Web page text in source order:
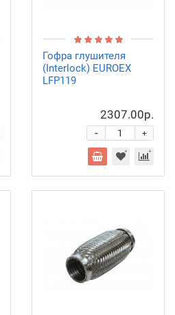
Гофра глушителя
(Interlock) EUROEX
LFP119
2307.00р.
+
-